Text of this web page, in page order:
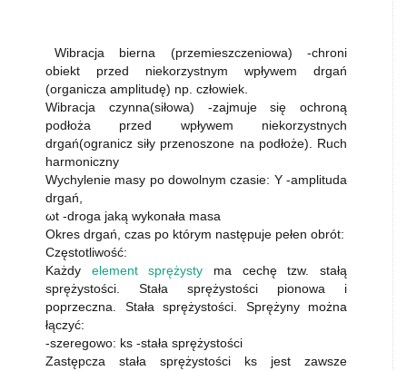
Wibracja bierna (przemieszczeniowa) -chroni
obiekt przed niekorzystnym wpływem drgań
(organicza amplitudę) np. człowiek.
Wibracja czynna(siłowa) -zajmuje się ochroną
podłoża przed wpływem niekorzystnych
drgań(ogranicz siły przenoszone na podłoże). Ruch
harmoniczny
Wychylenie masy po dowolnym czasie: Y -amplituda
drgań,
ωt -droga jaką wykonała masa
Okres drgań, czas po którym następuje pełen obrót:
Częstotliwość:
Każdy element sprężysty ma cechę tzw. stałą
sprężystości. Stała sprężystości pionowa i
poprzeczna. Stała sprężystości. Sprężyny można
łączyć:
-szeregowo: ks -stała sprężystości
Zastępcza stała sprężystości ks jest zawsze